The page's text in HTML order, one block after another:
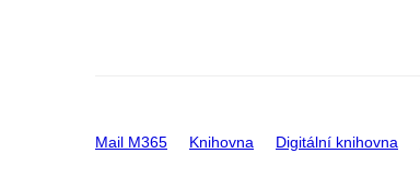
Mail M365 Knihovna Digitální knihovna